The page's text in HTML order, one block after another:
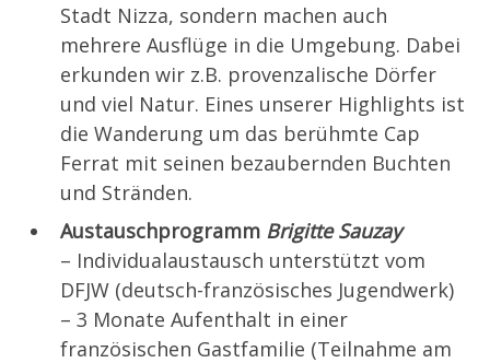
Stadt Nizza, sondern machen auch
mehrere Ausflüge in die Umgebung. Dabei
erkunden wir z.B. provenzalische Dörfer
und viel Natur. Eines unserer Highlights ist
die Wanderung um das berühmte Cap
Ferrat mit seinen bezaubernden Buchten
und Stränden.
Austauschprogramm Brigitte Sauzay
– Individualaustausch unterstützt vom
DFJW (deutsch-französisches Jugendwerk)
– 3 Monate Aufenthalt in einer
französischen Gastfamilie (Teilnahme am